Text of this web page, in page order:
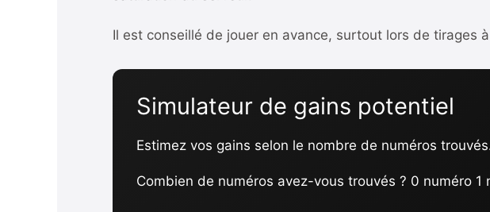
Il est conseillé de jouer en avance, surtout lors de tirages
Simulateur de gains potentiel
Estimez vos gains selon le nombre de numéros
Combien de numéros avez-vous trouvés ? 0 numéro 1